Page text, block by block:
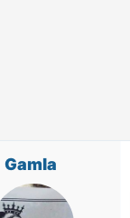
Gamla